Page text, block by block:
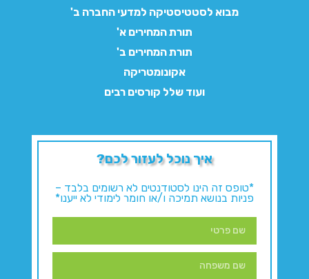
מבוא לסטטיסטיקה למדעי החברה ב'
תורת המחירים א'
תורת המחירים ב'
אקונומטריקה
ועוד שלל קורסים רבים
איך נוכל לעזור לכם?
*טופס זה הינו לסטודנטים לא רשומים בלבד –
פניות בנושא תמיכה ו/או חומר לימודי לא ייענו*